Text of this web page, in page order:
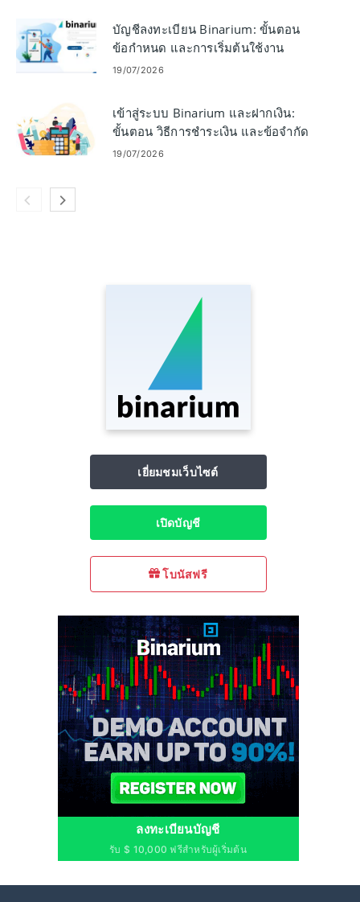
บัญชีลงทะเบียน Binarium: ขั้นตอน
ข้อกำหนด และการเริ่มต้นใช้งาน
19/07/2026
เข้าสู่ระบบ Binarium และฝากเงิน:
ขั้นตอน วิธีการชำระเงิน และข้อจำกัด
19/07/2026
เยี่ยมชมเว็บไซต์
เปิดบัญชี
โบนัสฟรี
ลงทะเบียนบัญชี
รับ $ 10,000 ฟรีสำหรับผู้เริ่มต้น